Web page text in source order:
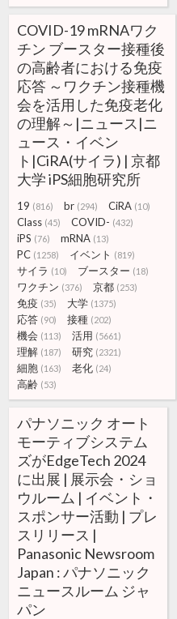
COVID-19 mRNAワク
チン ブースター接種後
の高齢者における免疫
応答 ～ワクチン接種機
会を活用した免疫老化
の理解～|ニュース|ニ
ュース・イベン
ト|CiRA(サイラ) | 京都
大学 iPS細胞研究所
19 (816) br (294) CiRA (10)
Class (45) COVID- (432)
iPS (76) mRNA (13)
PC (1258) イベント (819)
サイラ (10) ブースター (18)
ワクチン (376) 京都 (253)
免疫 (35) 大学 (1375)
応答 (90) 接種 (202)
機会 (113) 活用 (5661)
理解 (187) 研究 (2321)
細胞 (163) 老化 (24)
高齢 (53)
パナソニック オート
モーティブシステム
ズがEdgeTech 2024
に出展 | 展示会・ショ
ウルーム | イベント・
スポンサー活動 | プレ
スリリース |
Panasonic Newsroom
Japan : パナソニック
ニュースルーム ジャ
パン